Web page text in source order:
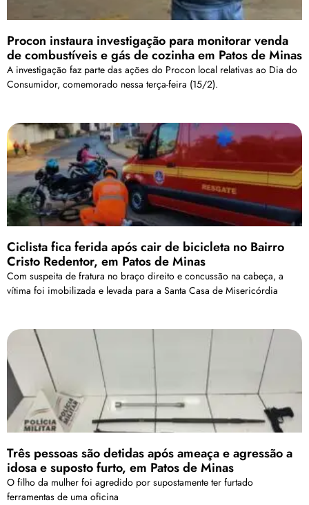
Procon instaura investigação para monitorar venda
de combustíveis e gás de cozinha em Patos de Minas
A investigação faz parte das ações do Procon local relativas ao Dia do
Consumidor, comemorado nessa terça-feira (15/2).
Ciclista fica ferida após cair de bicicleta no Bairro
Cristo Redentor, em Patos de Minas
Com suspeita de fratura no braço direito e concussão na cabeça, a
vítima foi imobilizada e levada para a Santa Casa de Misericórdia
Três pessoas são detidas após ameaça e agressão a
idosa e suposto furto, em Patos de Minas
O filho da mulher foi agredido por supostamente ter furtado
ferramentas de uma oficina